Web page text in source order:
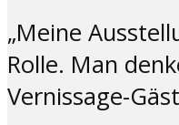
„Meine
Rolle. Man
Vernissage-